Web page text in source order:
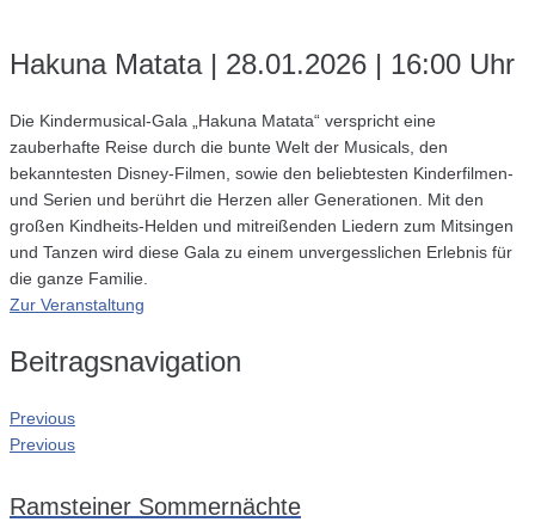
Hakuna Matata | 28.01.2026 | 16:00 Uhr
Die Kindermusical-Gala „Hakuna Matata“ verspricht eine
zauberhafte Reise durch die bunte Welt der Musicals, den
bekanntesten Disney-Filmen, sowie den beliebtesten Kinderfilmen-
und Serien und berührt die Herzen aller Generationen. Mit den
großen Kindheits-Helden und mitreißenden Liedern zum Mitsingen
und Tanzen wird diese Gala zu einem unvergesslichen Erlebnis für
die ganze Familie.
Zur Veranstaltung
Beitragsnavigation
Previous
Previous
Ramsteiner Sommernächte